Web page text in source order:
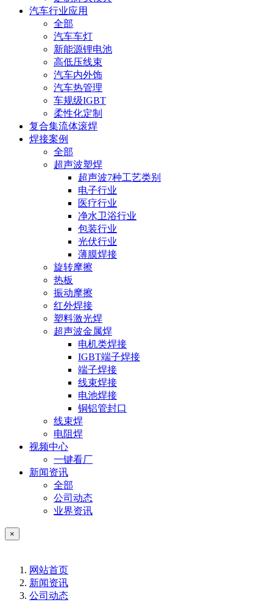
汽车行业应用
全部
汽车车灯
新能源锂电池
高低压线束
汽车内外饰
汽车热管理
车规级IGBT
柔性化定制
复合集流体滚焊
焊接案例
全部
超声波塑焊
超声波7种工艺类别
电子行业
医疗行业
净水卫浴行业
包装行业
光伏行业
薄膜焊接
旋转摩擦
热板
振动摩擦
红外焊接
塑料激光焊
超声波金属焊
电机类焊接
IGBT端子焊接
端子焊接
线束焊接
电池焊接
铜铝管封口
线束焊
电阻焊
视频中心
一键看厂
新闻资讯
全部
公司动态
业界资讯
×
网站首页
新闻资讯
公司动态